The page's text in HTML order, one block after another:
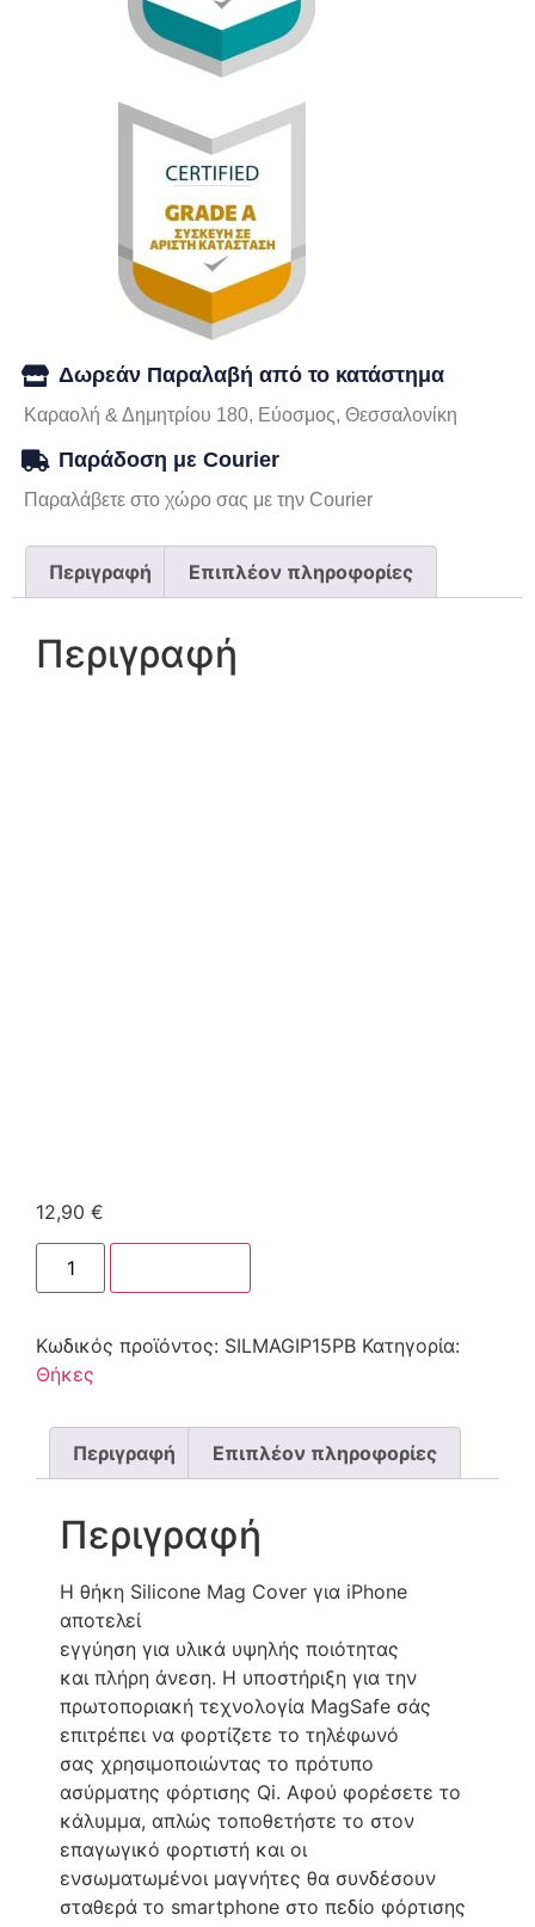
Δωρεάν Παραλαβή από το κατάστημα
Καραολή & Δημητρίου 180, Εύοσμος, Θεσσαλονίκη
Παράδοση με Courier
Παραλάβετε στο χώρο σας με την Courier
Περιγραφή Επιπλέον πληροφορίες
Περιγραφή
12,90 €
Κωδικός προϊόντος: SILMAGIP15PB Κατηγορία:
Θήκες
Περιγραφή Επιπλέον πληροφορίες
Περιγραφή
Η θήκη Silicone Mag Cover για iPhone
αποτελεί
εγγύηση για υλικά υψηλής ποιότητας
και πλήρη άνεση. Η υποστήριξη για την
πρωτοποριακή τεχνολογία MagSafe σάς
επιτρέπει να φορτίζετε το τηλέφωνό
σας χρησιμοποιώντας το πρότυπο
ασύρματης φόρτισης Qi. Αφού φορέσετε το
κάλυμμα, απλώς τοποθετήστε το στον
επαγωγικό φορτιστή και οι
ενσωματωμένοι μαγνήτες θα συνδέσουν
σταθερά το smartphone στο πεδίο φόρτισης